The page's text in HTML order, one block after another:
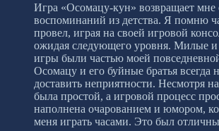
Игра «Осомацу-кун» возвращает мне
воспоминаний из детства. Я помню
провел, играя на своей игровой
ожидая следующего уровня. Милые
игры были частью моей
Осомацу и его буйные братья всегда
доставить неприятности. Несмотря
была простой, а игровой процесс
наполнена очарованием и юмором,
меня играть часами. Это был